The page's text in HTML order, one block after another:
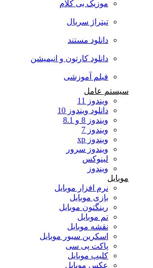
موزیک بی کلام
تیتراژ سریال
دانلود مستند
دانلود کارتون و انیمیشن
فیلم آموزشی
سیستم عامل
ویندوز 11
دانلود ویندوز 10
ویندوز 8 و 8.1
ویندوز 7
ویندوز xp
ویندوز سرور
لینوکس
ویندوز
موبایل
نرم افزار موبایل
بازی موبایل
رینگتون موبایل
تم موبایل
نقشه موبایل
اسکرین سیور موبایل
پاکت پی سی
کلیپ موبایل
عکس موبایل